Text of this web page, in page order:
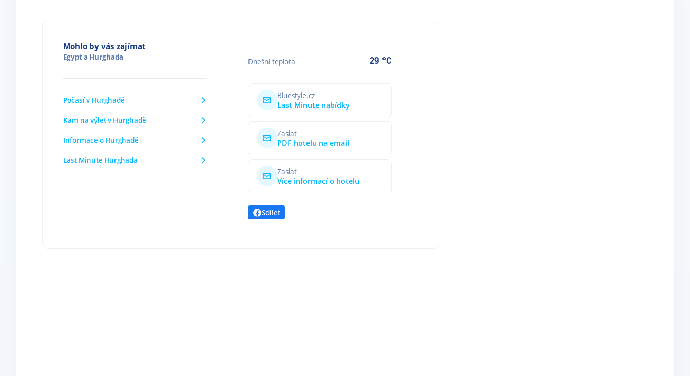
Mohlo by vás zajímat
Egypta Hurghada
Počasí v Hurghadě
Kam na výlet v Hurghadě
Informace o Hurghadě
Last Minute Hurghada
Dnešní teplota 29 °C
Bluestyle.cz
Last Minute nabídky
Zaslat
PDF hotelu na email
Zaslat
Více informací o hotelu
Sdílet